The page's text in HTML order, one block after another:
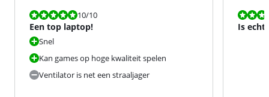
Beoordeling is 10 van de 10.
10/10
Een top laptop!
Snel
Kan games op hoge kwaliteit spelen
Ventilator is net een straaljager
Is echt